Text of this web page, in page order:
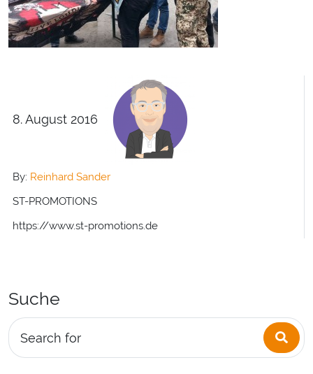
8. August 2016
By: Reinhard Sander
ST-PROMOTIONS
https://www.st-promotions.de
Suche
Search for